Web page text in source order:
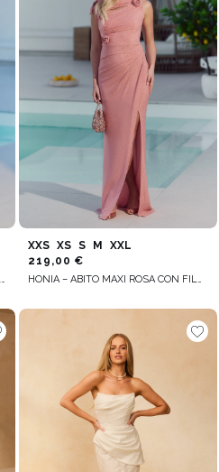
LIZBETH – ABITO MIDI SVASATO COLOR CREMA
XXS XS S M
XXL
219,00 €
HONIA – ABITO MAXI ROSA CON FILO DORATO E FIORI